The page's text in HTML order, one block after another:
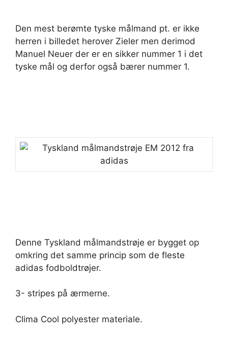
Den mest berømte tyske målmand pt. er ikke
herren i billedet herover Zieler men derimod
Manuel Neuer der er en sikker nummer 1 i det
tyske mål og derfor også bærer nummer 1.
Denne Tyskland målmandstrøje er bygget op
omkring det samme princip som de fleste
adidas fodboldtrøjer.
3- stripes på ærmerne.
Clima Cool polyester materiale.